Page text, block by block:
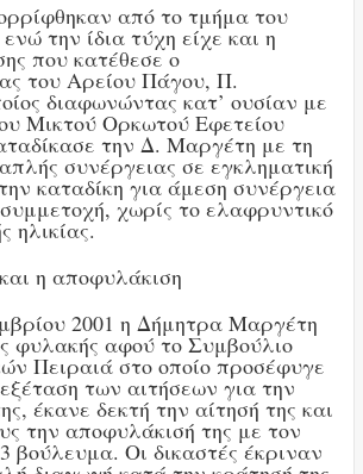
από το τμήμα του
την ίδια τύχη είχε και η
που κατέθεσε ο
του Αρείου Πάγου, Π.
διαφωνώντας κατ’ ουσίαν με
Μικτού Ορκωτού Εφετείου
την Δ. Μαργέτη με τη
συνέργειας σε εγκληματική
καταδίκη για άμεση συνέργεια
χωρίς το ελαφρυντικό
ηλικίας.
η αποφυλάκιση
2001 η Δήμητρα Μαργέτη
φυλακής αφού το Συμβούλιο
Πειραιά στο οποίο προσέφυγε
των αιτήσεων για την
έκανε δεκτή την αίτησή της και
την αποφυλάκισή της με τον
βούλευμα. Οι δικαστές έκριναν